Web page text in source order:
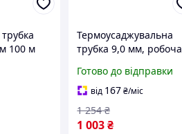
100 м
захист
Термоусаджувальна
трубка 9,0 мм, робоча
C до + 125 ° C, чорна,
100м, рулон buzyna
Готово до відправки
від 167₴/міс
1 003₴
1 254 ₴